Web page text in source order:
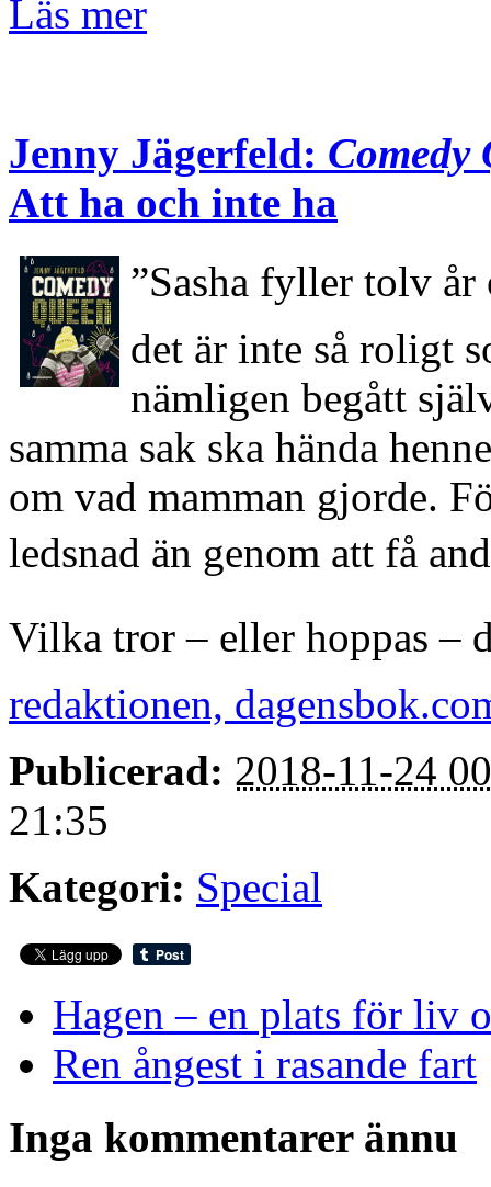
Läs mer
Jenny Jägerfeld: Comedy
Att ha och inte ha
”Sasha fyller tolv
det är inte så roligt
nämligen begått
samma sak ska hända
om vad mamman gjorde.
ledsnad än genom att få
Vilka tror – eller hoppas –
redaktionen,
Publicerad: 2018-11-24
21:35
Kategori: Special
Hagen – en plats för liv
Ren ångest i rasande fart
Inga kommentarer ännu